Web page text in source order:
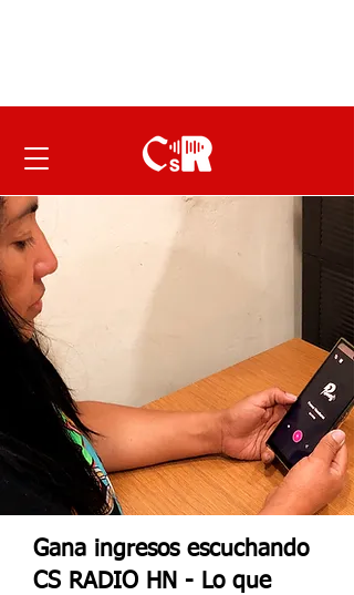
Gana ingresos escuchando
CS RADIO HN - Lo que